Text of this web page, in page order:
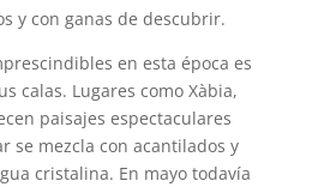
y con ganas de descubrir.
en esta época es
calas. Lugares como Xàbia,
paisajes espectaculares
se mezcla con acantilados y
cristalina. En mayo todavía